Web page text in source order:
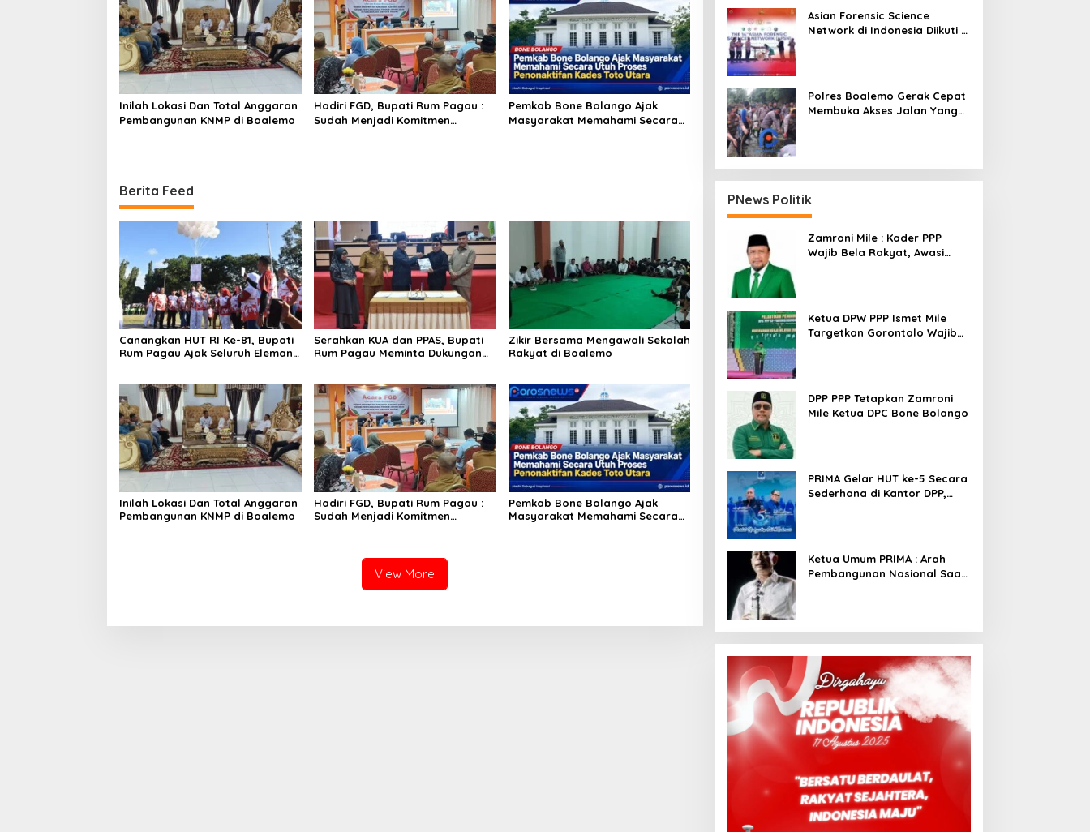
Inilah Lokasi Dan Total Anggaran
Pembangunan KNMP di Boalemo
Hadiri FGD, Bupati Rum Pagau :
Sudah Menjadi Komitmen
Pemkab Bone Bolango Ajak
Masyarakat Memahami Secara
Berita Feed
Canangkan HUT RI Ke-81, Bupati
Rum Pagau Ajak Seluruh Eleman
Serahkan KUA dan PPAS, Bupati
Rum Pagau Meminta Dukungan
Zikir Bersama Mengawali Sekolah
Rakyat di Boalemo
Inilah Lokasi Dan Total Anggaran
Pembangunan KNMP di Boalemo
Hadiri FGD, Bupati Rum Pagau :
Sudah Menjadi Komitmen
Pemkab Bone Bolango Ajak
Masyarakat Memahami Secara
View More
Asian Forensic Science
Network di Indonesia Diikuti 17
Polres Boalemo Gerak Cepat
Membuka Akses Jalan Yang
PNews Politik
Zamroni Mile : Kader PPP
Wajib Bela Rakyat, Awasi
Ketua DPW PPP Ismet Mile
Targetkan Gorontalo Wajib
DPP PPP Tetapkan Zamroni
Mile Ketua DPC Bone Bolango
PRIMA Gelar HUT ke-5 Secara
Sederhana di Kantor DPP,
Ketua Umum PRIMA : Arah
Pembangunan Nasional Saat